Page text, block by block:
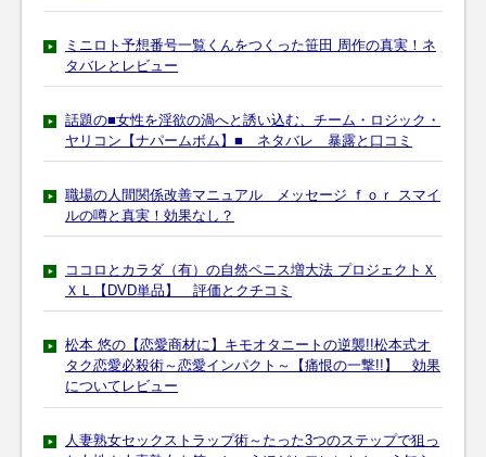
ミニロト予想番号一覧くんをつくった笹田 周作の真実！ネ
タバレとレビュー
話題の■女性を淫欲の渦へと誘い込む、チーム・ロジック・
ヤリコン【ナパームボム】■ ネタバレ 暴露と口コミ
職場の人間関係改善マニュアル メッセージ ｆｏｒ スマイ
ルの噂と真実！効果なし？
ココロとカラダ（有）の自然ペニス増大法 プロジェクトＸ
ＸＬ【DVD単品】 評価とクチコミ
松本 悠の【恋愛商材に】キモオタニートの逆襲!!松本式オ
タク恋愛必殺術～恋愛インパクト～【痛恨の一撃!!】 効果
についてレビュー
人妻熟女セックストラップ術～たった3つのステップで狙っ